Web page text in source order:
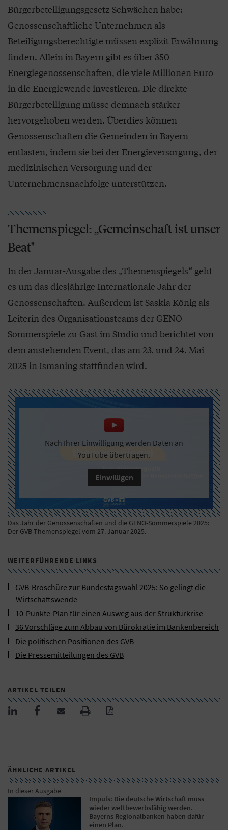
Bürgerbeteiligungsgesetz Schwächen habe:
Genossenschaftliche Unternehmen als
Beteiligungsberechtigte müssen explizit Erwähnung
finden. Allein in Bayern gibt es über 350
Energiegenossenschaften, die viele Millionen Euro
in die Energiewende investieren. Die direkte
Bürgerbeteiligung müsse demnach stärker
hervorgehoben werden. Überdies können
Genossenschaften die Gemeinden in Bayern
entlasten, indem sie bei der Energieversorgung, der
medizinischen Versorgung und der
Unternehmensnachfolge unterstützen.
Themenspiegel: „Gemeinschaft ist unser
Beat"
In der Januar-Ausgabe des „Themenspiegels“ geht
es um das diesjährige Internationale Jahr der
Genossenschaften. Außerdem ist Saskia König als
Leiterin des Organisationsteams der GENO-
Sommerspiele zu Gast im Studio und berichtet von
dem anstehenden Event, das am 23. und 24. Mai
2025 in Ismaning stattfinden wird.
Nach Ihrer Einwilligung werden Daten an
YouTube übertragen.
Einwilligen
Das Jahr der Genossenschaften und die GENO-Sommerspiele 2025:
Der GVB-Themenspiegel vom 27. Januar 2025.
WEITERFÜHRENDE LINKS
GVB-Broschüre zur Bundestagswahl 2025: So gelingt die
Wirtschaftswende
10-Punkte-Plan für einen Ausweg aus der Strukturkrise
36 Vorschläge zum Abbau von Bürokratie im Bankenbereich
Die politischen Positionen des GVB
Die Pressemitteilungen des GVB
ARTIKEL TEILEN
ÄHNLICHE ARTIKEL
In dieser Ausgabe
Impuls: Die deutsche Wirtschaft muss
wieder wettbewerbsfähig werden.
Bayerns Regionalbanken haben dafür
einen Plan.